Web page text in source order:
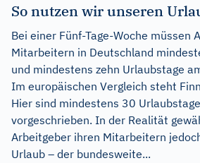
So nutzen wir unseren
Bei einer Fünf-Tage-Woche müssen
Mitarbeitern in Deutschland
und mindestens zehn Urlaubstage
Im europäischen Vergleich steht
Hier sind mindestens 30
vorgeschrieben. In der Realität
Arbeitgeber ihren Mitarbeitern
Urlaub – der bundesweite...